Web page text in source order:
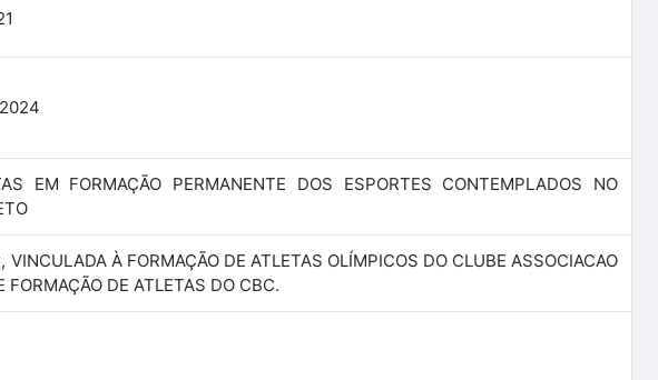
EM FORMAÇÃO PERMANENTE DOS ESPORTES CONTEMPLADOS NO
À FORMAÇÃO DE ATLETAS OLÍMPICOS DO CLUBE ASSOCIACAO
DE ATLETAS DO CBC.